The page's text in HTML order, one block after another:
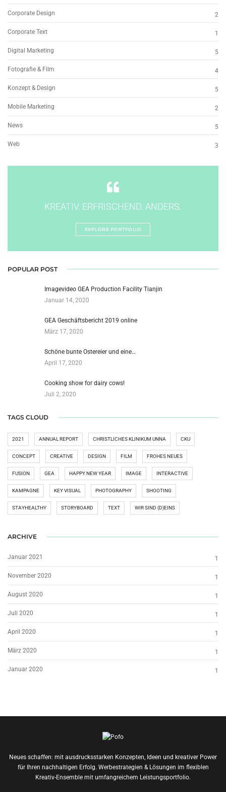
Corporate Design 2
Corporate Text 1
Digital Marketing 5
Fotografie & Film 4
Konzept & Design 5
Mobile Marketing 2
News 5
Web 3
KREATIV. ERFRISCHEND. ANDERS.
EXPLORE PORTFOLIO
POPULAR POST
Imagevideo GEA Production Facility Tianjin
Januar 14, 2020
GEA Geschäftsbericht 2019 online
März 17, 2020
Schöne bunte Ostereier und eine…
April 17, 2020
Cooking show for dairy cows!
Juli 2, 2020
TAGS CLOUD
2021 ANNUAL REPORT CHRISTLICHES KLINIKUM UNNA CKU
CONCEPT CREATIVE DESIGN FILM FROHES NEUES
FUSION GEA HAPPY NEW YEAR IMAGE INTERACTIVE
KAMPAGNE KEY VISUAL PHOTOGRAPHY SHOOTING
STAYHEALTHY STORYBOARD TEXT WIR SIND (D)EINS
ARCHIVE
Januar 2021 1
November 2020 1
August 2020 1
Juli 2020 1
April 2020 1
März 2020 1
Januar 2020 1
Neues schaffen: mit ausdrucksstarken Konzepten, Ideen und kreativer Power
für Ihren nachhaltigen Erfolg. Werbestrategien & Lösungen im flexiblen
Kreativ-Ensemble mit umfangreichem Leistungsportfolio.